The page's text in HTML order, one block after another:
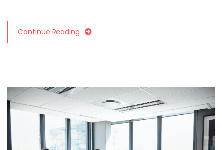
Continue Reading